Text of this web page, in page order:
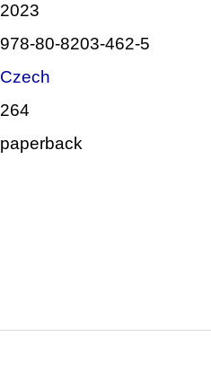
2023
978-80-8203-462-5
Czech
264
paperback